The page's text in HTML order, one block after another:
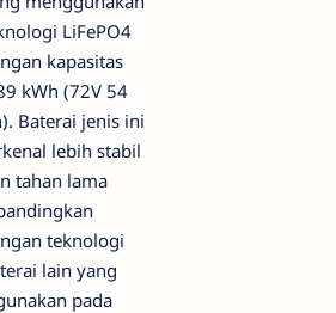
LiFePO4
kapasitas
kWh (72V 54
Baterai jenis ini
lebih stabil
tahan lama
teknologi
lain yang
pada